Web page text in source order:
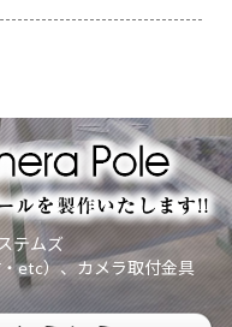
テムズ
etc）、カメラ取付金具